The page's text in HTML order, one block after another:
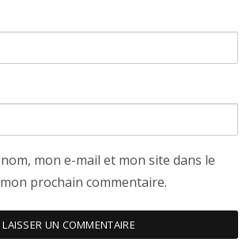
mon e-mail et mon site dans le
prochain commentaire.